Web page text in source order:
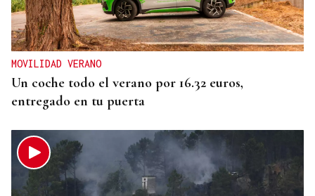
MOVILIDAD VERANO
Un coche todo el verano por 16.32 euros,
entregado en tu puerta